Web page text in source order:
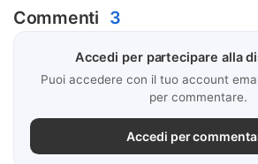
Commenti 3
Accedi per partecipare alla
Puoi accedere con il tuo account
per commentare.
Accedi per